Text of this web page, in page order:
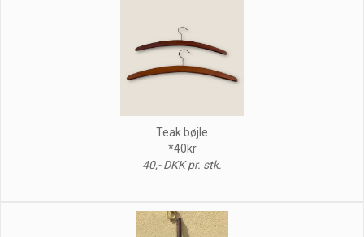
Teak bøjle
*40kr
40,- DKK pr. stk.